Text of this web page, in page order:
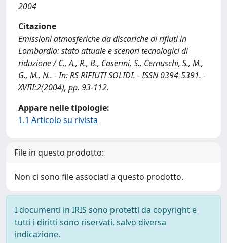
2004
Citazione
Emissioni atmosferiche da discariche di rifiuti in
Lombardia: stato attuale e scenari tecnologici di
riduzione / C., A., R., B., Caserini, S., Cernuschi, S., M.,
G., M., N.. - In: RS RIFIUTI SOLIDI. - ISSN 0394-5391. -
XVIII:2(2004), pp. 93-112.
Appare nelle tipologie:
1.1 Articolo su rivista
File in questo prodotto:
Non ci sono file associati a questo prodotto.
I documenti in IRIS sono protetti da copyright e
tutti i diritti sono riservati, salvo diversa
indicazione.